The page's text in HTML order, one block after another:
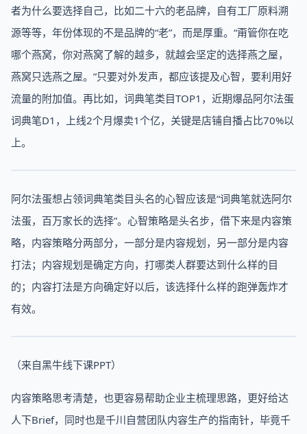
者为什么要选择自己，比如二十六的老品牌，自有工厂原料溯
源等等，年份体现的不是品牌的“老”，而是厚重。“甭管你在吃
哪个燕窝，你对燕窝了解的越多，就越会坚定的选择燕之屋，
燕窝只选燕之屋。”只要对外发声，都应该提及心智，要利用好
流量的附加值。再比如，词典笔类目TOP1，近期爆品阿尔法蛋
词典笔D1，上线2个月爆卖1个亿，关键是店铺自播占比70%以
上。
阿尔法蛋想占领词典笔类目头名的心智应该是“词典笔就选阿尔
法蛋，百万家长的选择”。心智策略是头名步，借下来是内容策
略，内容策略分两部分，一部分是内容规划，另一部分是内容
打法；内容规划是确定方向，打哪类人群要达到什么样的目
的；内容打法是方向确定好以后，该选择什么样的跑弹轰炸才
有效。
（来自黑牛线下课PPT）
内容策略思考清楚，也更容易帮助企业主梳理思路，更好给达
人下Brief，同时也是千川自营团队内容生产的指南针，毕竟千